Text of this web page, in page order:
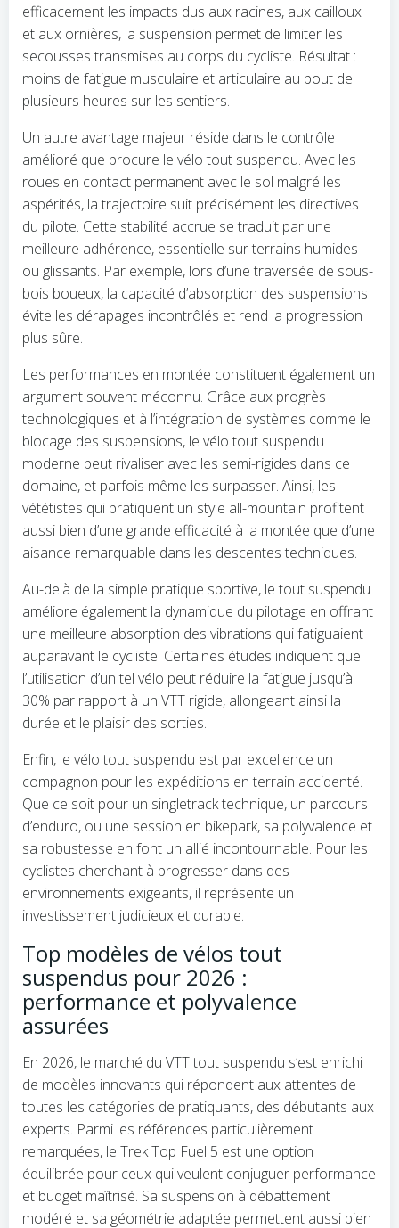
efficacement les impacts dus aux racines, aux cailloux
et aux ornières, la suspension permet de limiter les
secousses transmises au corps du cycliste. Résultat :
moins de fatigue musculaire et articulaire au bout de
plusieurs heures sur les sentiers.
Un autre avantage majeur réside dans le contrôle
amélioré que procure le vélo tout suspendu. Avec les
roues en contact permanent avec le sol malgré les
aspérités, la trajectoire suit précisément les directives
du pilote. Cette stabilité accrue se traduit par une
meilleure adhérence, essentielle sur terrains humides
ou glissants. Par exemple, lors d’une traversée de sous-
bois boueux, la capacité d’absorption des suspensions
évite les dérapages incontrôlés et rend la progression
plus sûre.
Les performances en montée constituent également un
argument souvent méconnu. Grâce aux progrès
technologiques et à l’intégration de systèmes comme le
blocage des suspensions, le vélo tout suspendu
moderne peut rivaliser avec les semi-rigides dans ce
domaine, et parfois même les surpasser. Ainsi, les
vététistes qui pratiquent un style all-mountain profitent
aussi bien d’une grande efficacité à la montée que d’une
aisance remarquable dans les descentes techniques.
Au-delà de la simple pratique sportive, le tout suspendu
améliore également la dynamique du pilotage en offrant
une meilleure absorption des vibrations qui fatiguaient
auparavant le cycliste. Certaines études indiquent que
l’utilisation d’un tel vélo peut réduire la fatigue jusqu’à
30% par rapport à un VTT rigide, allongeant ainsi la
durée et le plaisir des sorties.
Enfin, le vélo tout suspendu est par excellence un
compagnon pour les expéditions en terrain accidenté.
Que ce soit pour un singletrack technique, un parcours
d’enduro, ou une session en bikepark, sa polyvalence et
sa robustesse en font un allié incontournable. Pour les
cyclistes cherchant à progresser dans des
environnements exigeants, il représente un
investissement judicieux et durable.
Top modèles de vélos tout
suspendus pour 2026 :
performance et polyvalence
assurées
En 2026, le marché du VTT tout suspendu s’est enrichi
de modèles innovants qui répondent aux attentes de
toutes les catégories de pratiquants, des débutants aux
experts. Parmi les références particulièrement
remarquées, le Trek Top Fuel 5 est une option
équilibrée pour ceux qui veulent conjuguer performance
et budget maîtrisé. Sa suspension à débattement
modéré et sa géométrie adaptée permettent aussi bien